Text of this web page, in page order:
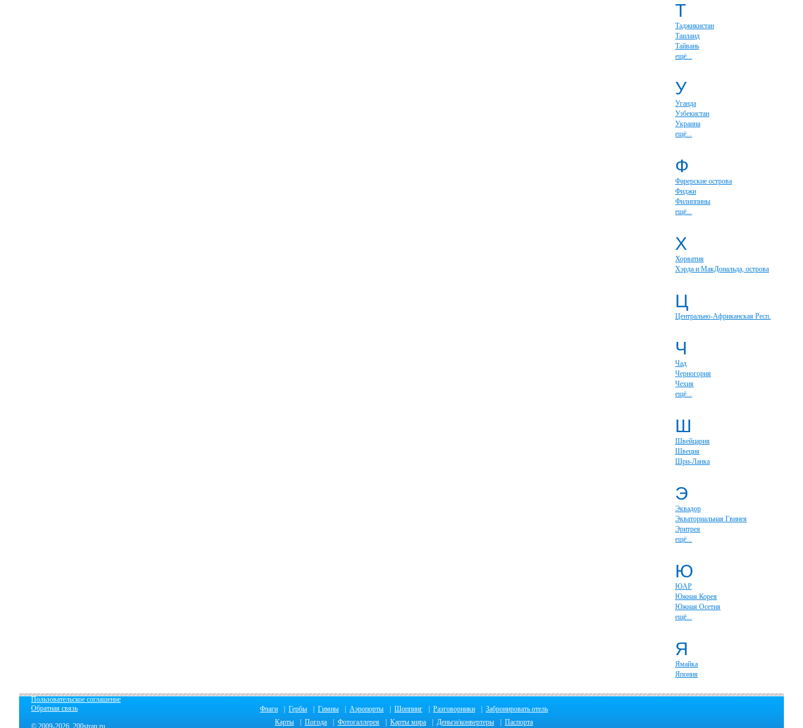
Т
Таджикистан
Таиланд
Тайвань
ещё...
У
Уганда
Узбекистан
Украина
ещё...
Ф
Фарерские острова
Фиджи
Филиппины
ещё...
Х
Хорватия
Хэрда и МакДональда, острова
Ц
Центрально-Африканская Респ.
Ч
Чад
Черногория
Чехия
ещё...
Ш
Швейцария
Швеция
Шри-Ланка
Э
Эквадор
Экваториальная Гвинея
Эритрея
ещё...
Ю
ЮАР
Южная Корея
Южная Осетия
ещё...
Я
Ямайка
Япония
Пользовательское соглашение
Обратная связь
© 2009-2026 200stran.ru
Флаги Гербы Гимны Аэропорты Шоппинг Разговорники
Забронировать отель
Карты
Погода Фотогаллерея Карты мира Деньги/конвертеры Паспорта